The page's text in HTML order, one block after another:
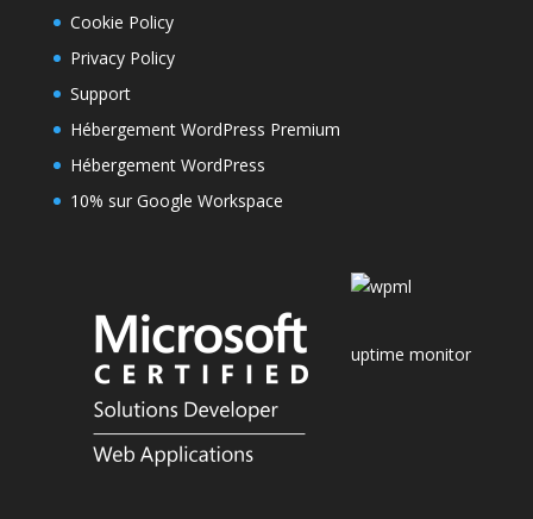
Cookie Policy
Privacy Policy
Support
Hébergement WordPress Premium
Hébergement WordPress
10% sur Google Workspace
uptime monitor